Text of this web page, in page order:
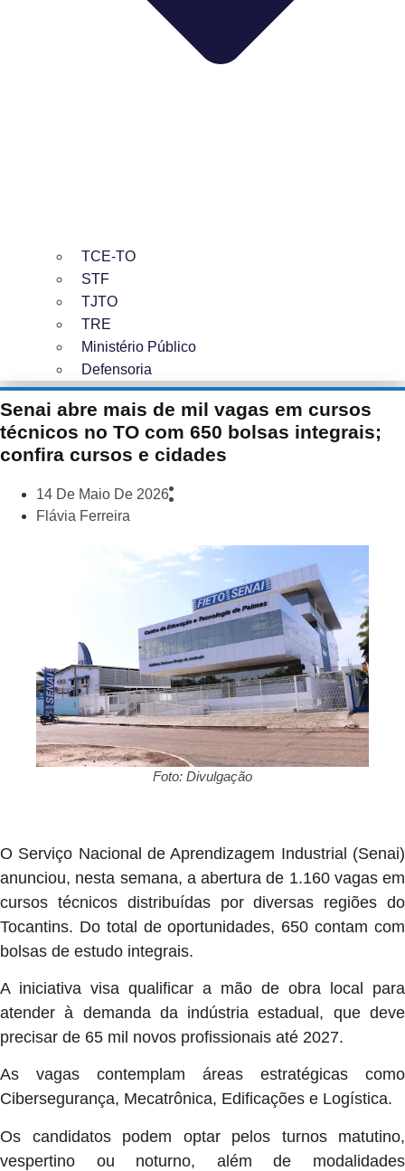
TCE-TO
STF
TJTO
TRE
Ministério Público
Defensoria
Senai abre mais de mil vagas em cursos
técnicos no TO com 650 bolsas integrais;
confira cursos e cidades
14 De Maio De 2026
Flávia Ferreira
Foto: Divulgação
O Serviço Nacional de Aprendizagem Industrial (Senai)
anunciou, nesta semana, a abertura de 1.160 vagas em
cursos técnicos distribuídas por diversas regiões do
Tocantins. Do total de oportunidades, 650 contam com
bolsas de estudo integrais.
A iniciativa visa qualificar a mão de obra local para
atender à demanda da indústria estadual, que deve
precisar de 65 mil novos profissionais até 2027.
As vagas contemplam áreas estratégicas como
Cibersegurança, Mecatrônica, Edificações e Logística.
Os candidatos podem optar pelos turnos matutino,
vespertino ou noturno, além de modalidades